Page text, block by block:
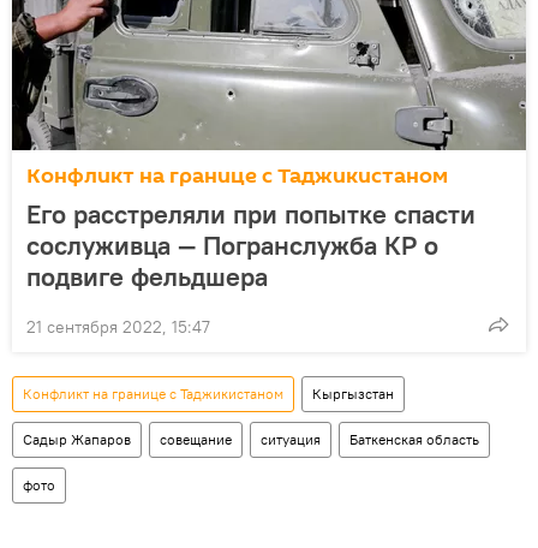
Конфликт на границе с Таджикистаном
Его расстреляли при попытке спасти
сослуживца — Погранслужба КР о
подвиге фельдшера
21 сентября 2022, 15:47
Конфликт на границе с Таджикистаном Кыргызстан
Садыр Жапаров совещание ситуация Баткенская область
фото